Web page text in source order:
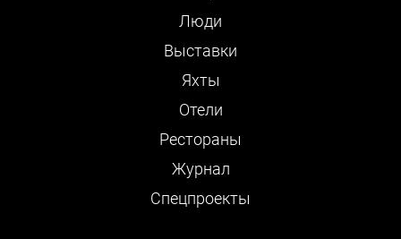
Люди
Выставки
Яхты
Отели
Рестораны
Журнал
Cпецпроекты